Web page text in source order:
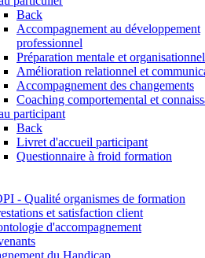
Back
Accompagnement au développement
professionnel
Préparation mentale et
Amélioration relationnel et
Accompagnement des changements
Coaching comportemental et
participant
Back
Livret d'accueil participant
Questionnaire à froid formation
- Qualité organismes de formation
et satisfaction client
d'accompagnement
du Handicap